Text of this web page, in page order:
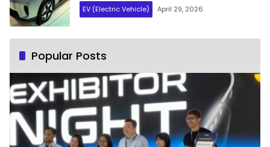
EV (Electric Vehicle) April 29, 2026
Popular Posts